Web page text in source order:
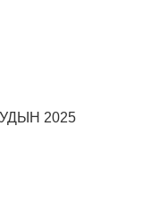
2025